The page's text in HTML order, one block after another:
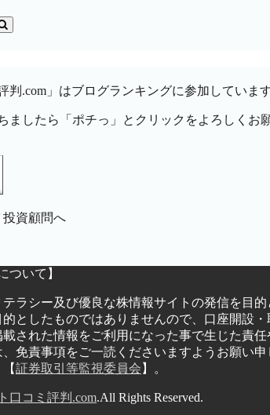
判.com」はブログランキングに参加しています
ましたら「ポチっ」とクリックをよろしくお
ついて】
ラシー及び優良な株情報サイトの発信を目的
としたものではありませんので、口座開設
された情報をご利用になった事で生じた責
免責事項をご一読くださいますようお願い申
【証券取引等監視委員会 】。
口コミ評判.com.All Rights Reserved.